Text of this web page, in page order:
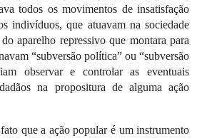
todos os movimentos de insatisfação
indivíduos, que atuavam na sociedade
aparelho repressivo que montara para
“subversão política” ou “subversão
observar e controlar as eventuais
na propositura de alguma ação
que a ação popular é um instrumento